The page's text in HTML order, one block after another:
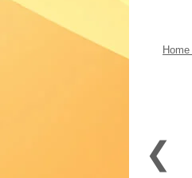
Home
❮